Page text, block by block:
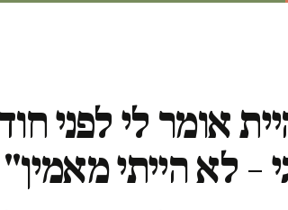
אומר לי לפני
– לא הייתי מאמין"